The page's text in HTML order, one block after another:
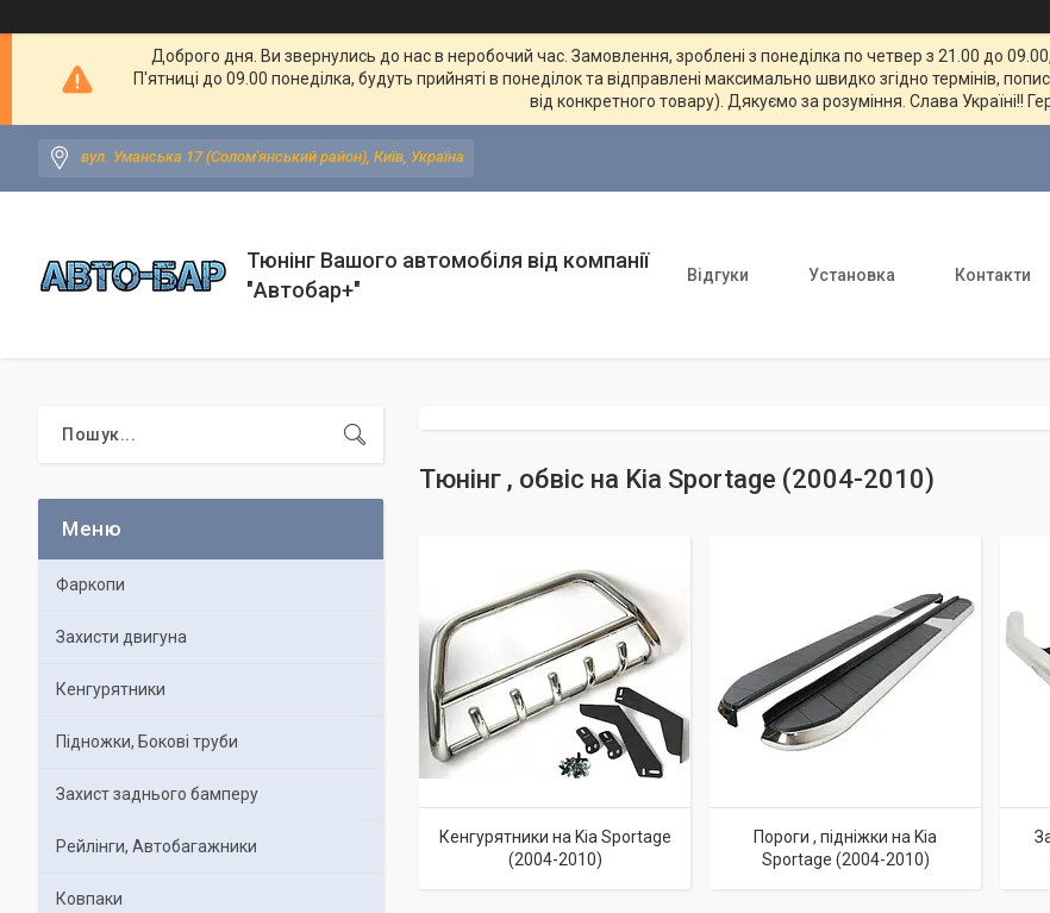
Доброго дня. Ви звернулись до нас в неробочий час. Замовлення, зроблені з понеділка по четвер з 21.00 до
П'ятниці до 09.00 понеділка, будуть прийняті в понеділок та відправлені максимально швидко згідно термінів,
від конкретного товару). Дякуємо за розуміння. Слава Україні!!
вул. Уманська 17 (Солом'янський район), Київ, Україна
Тюнінг Вашого автомобіля від компанії
"Автобар+"
Відгуки Установка Контакти
Тюнінг , обвіс на Kia Sportage (2004-2010)
Кенгурятники на Kia Sportage
(2004-2010)
Пороги , підніжки на Kia
Sportage (2004-2010)
Фаркопи
Захисти двигуна
Кенгурятники
Підножки, Бокові труби
Захист заднього бамперу
Рейлінги, Автобагажники
Ковпаки